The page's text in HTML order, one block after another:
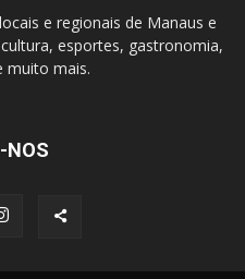
e regionais de Manaus e
esportes, gastronomia,
muito mais.
NOS